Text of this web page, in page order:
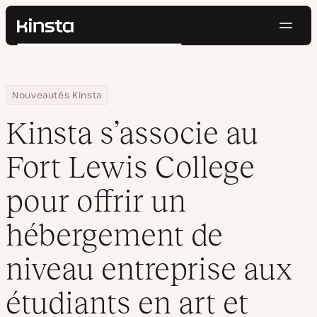
Kinsta®
Prix
Contact
Rechercher
Home
Centre de ressources
Blog
Nouveautés Kinsta
Kinsta s’associe au Fort Lewis College pour offrir un
Kinsta s’associe au
Fort Lewis College
pour offrir un
hébergement de
niveau entreprise aux
étudiants en art et